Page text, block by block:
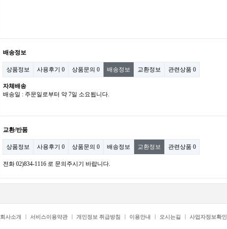
배송정보
상품정보 사용후기 0 상품문의 0 배송정보 교환정보 관련상품 0
자체배송
배송일 : 주문일로부터 약 7일 소요됩니다.
교환/반품
상품정보 사용후기 0 상품문의 0 배송정보 교환정보 관련상품 0
전화 02)834-1116 로 문의주시기 바랍니다.
회사소개 | 서비스이용약관 | 개인정보 취급방침 | 이용안내 | 오시는길 | 사업자정보확인